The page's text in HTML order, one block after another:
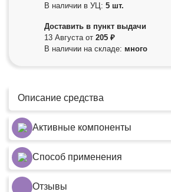
В наличии в УЦ: 5 шт.
Доставить в пункт выдачи
13 Августа от 205 ₽
В наличии на складе: много
Описание средства
Активные компоненты
Способ применения
Отзывы